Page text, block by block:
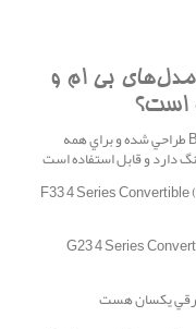
بی ام و
بله، اين پک مخصوص بی ام و سری 4 کروک BMW طراحي شده و براي همه
دارد و قابل استفاده است
F33 4 Series Convertible
G23 4 Series
برقي يکسان هست